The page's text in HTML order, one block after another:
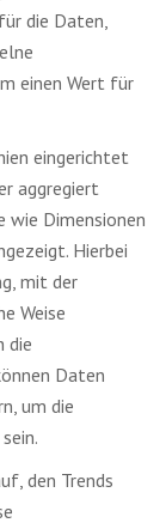
die Daten,
einen Wert für
eingerichtet
aggregiert
wie Dimensionen
Hierbei
mit der
Weise
die
Daten
um die
den Trends